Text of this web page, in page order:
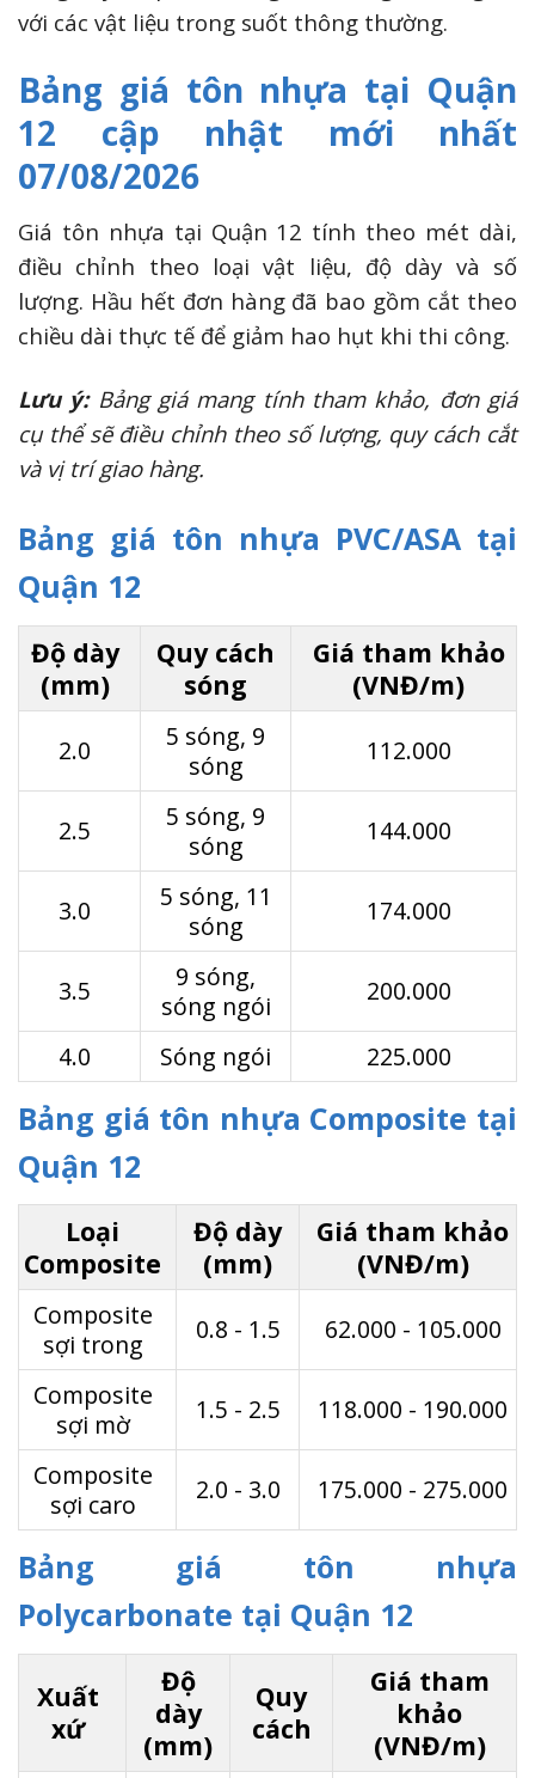
với các vật liệu trong suốt thông thường.
Bảng giá tôn nhựa tại Quận
12 cập nhật mới nhất
07/08/2026
Giá tôn nhựa tại Quận 12 tính theo mét dài,
điều chỉnh theo loại vật liệu, độ dày và số
lượng. Hầu hết đơn hàng đã bao gồm cắt theo
chiều dài thực tế để giảm hao hụt khi thi công.
Lưu ý: Bảng giá mang tính tham khảo, đơn giá
cụ thể sẽ điều chỉnh theo số lượng, quy cách cắt
và vị trí giao hàng.
Bảng giá tôn nhựa PVC/ASA tại
Quận 12
Độ dày
(mm)
Quy cách
sóng
Giá tham khảo
(VNĐ/m)
2.0
5 sóng, 9
sóng
112.000
2.5
5 sóng, 9
sóng
144.000
3.0
5 sóng, 11
sóng
174.000
3.5
9 sóng,
sóng ngói
200.000
4.0 Sóng ngói 225.000
Bảng giá tôn nhựa Composite tại
Quận 12
Loại
Composite
Độ dày
(mm)
Giá tham khảo
(VNĐ/m)
Composite
sợi trong
0.8 - 1.5 62.000 - 105.000
Composite
sợi mờ
1.5 - 2.5 118.000 - 190.000
Composite
sợi caro
2.0 - 3.0 175.000 - 275.000
Bảng giá tôn nhựa
Polycarbonate tại Quận 12
Xuất
xứ
Độ
dày
(mm)
Quy
cách
Giá tham
khảo
(VNĐ/m)